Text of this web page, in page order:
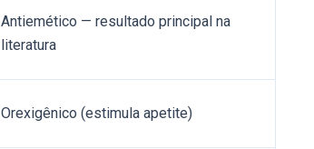
Antiemético — resultado principal na
literatura
Orexigênico (estimula apetite)